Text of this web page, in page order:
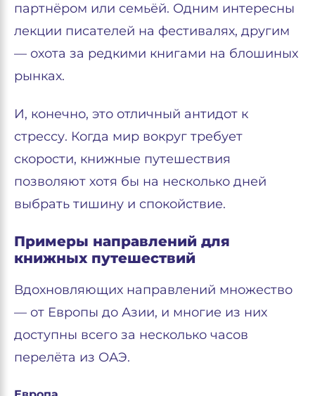
партнёром или семьёй. Одним интересны
лекции писателей на фестивалях, другим
— охота за редкими книгами на блошиных
рынках.
И, конечно, это отличный антидот к
стрессу. Когда мир вокруг требует
скорости, книжные путешествия
позволяют хотя бы на несколько дней
выбрать тишину и спокойствие.
Примеры направлений для
книжных путешествий
Вдохновляющих направлений множество
— от Европы до Азии, и многие из них
доступны всего за несколько часов
перелёта из ОАЭ.